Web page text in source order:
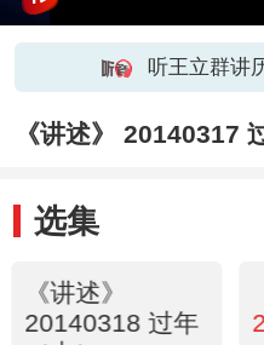
听王立群讲
《讲述》 20140317
选集
《讲述》
20140318 过年